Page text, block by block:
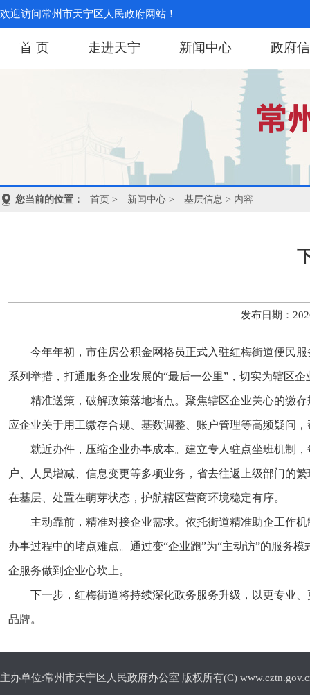
欢迎访问常州市天宁区人民政府网站！
首 页 走进天宁 新闻中心 政府
您当前的位置： 首页 > 新闻中心 > 基层信息 > 内容
发布日期：
今年年初，市住房公积金网格员正式入驻红梅街道便民
系列举措，打通服务企业发展的“最后一公里”，切实为辖区
精准送策，破解政策落地堵点。聚焦辖区企业关心的缴
应企业关于用工缴存合规、基数调整、账户管理等高频疑问
就近办件，压缩企业办事成本。建立专人驻点坐班机制
户、人员增减、信息变更等多项业务，省去往返上级部门的
在基层、处置在萌芽状态，护航辖区营商环境稳定有序。
主动靠前，精准对接企业需求。依托街道精准助企工作
办事过程中的堵点难点。通过变“企业跑”为“主动访”的服务
企服务做到企业心坎上。
下一步，红梅街道将持续深化政务服务升级，以更专业
品牌。
主办单位:常州市天宁区人民政府办公室 版权所有(C)